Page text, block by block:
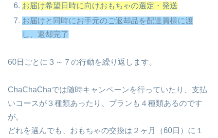
お届け希望日時に向けおもちゃの選定・発送
お届けと同時にお手元のご返却品を配達員様に渡
し、返却完了
60日ごとに３～７の行動を繰り返します。
ChaChaChaでは随時キャンペーンを行っていたり、支払
いコースが３種類あったり、プランも４種類あるのです
が。
どれを選んでも、おもちゃの交換は２ヶ月（60日）に１